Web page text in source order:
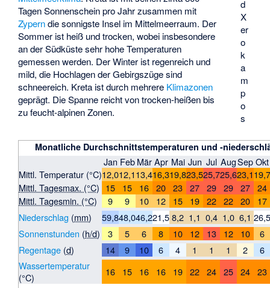
d
X
er
o
k
a
m
p
o
s
Tagen Sonnenschein pro Jahr zusammen mit
Zyperndie sonnigste Insel im Mittelmeerraum. Der
Sommer ist heiß und trocken, wobei insbesondere
an der Südküste sehr hohe Temperaturen
gemessen werden. Der Winter ist regenreich und
mild, die Hochlagen der Gebirgszüge sind
schneereich. Kreta ist durch mehrere Klimazonen
geprägt. Die Spanne reicht von trocken-heißen bis
zu feucht-alpinen Zonen.
Monatliche Durchschnittstemperaturen und -
Jan FebMärApr Mai Jun Jul AugSep Okt
Mittl. Temperatur (°C)12,012,113,416,319,823,525,725,623,1
Mittl. Tagesmax. (°C) 15 15 16 20 23 27 29 29 27 24
Mittl. Tagesmin. (°C)
9 9 10 12 15 19 22 22 20
17
Niederschlag (mm) 59,848,046,221,5 8,2 1,1 0,4 1,0 6,1
Sonnenstunden (h/d) 3 5 6 8 10 12 13 12 10
6
Regentage (d) 14 9 10 6 4 1 1 1 2
6
Wassertemperatur
(°C)
16 15 16 16 19 22 24 25 24 23